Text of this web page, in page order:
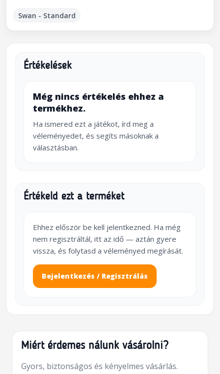
Swan - Standard
Értékelések
Még nincs értékelés ehhez a
termékhez.
Ha ismered ezt a játékot, írd meg a
véleményedet, és segíts másoknak a
választásban.
Értékeld ezt a terméket
Ehhez először be kell jelentkezned. Ha még
nem regisztráltál, itt az idő — aztán gyere
vissza, és folytasd a véleményed megírását.
Bejelentkezés / Regisztrálás
Miért érdemes nálunk vásárolni?
Gyors, biztonságos és kényelmes vásárlás.